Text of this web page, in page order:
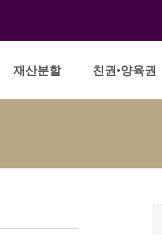
재산분할 친권•양육권